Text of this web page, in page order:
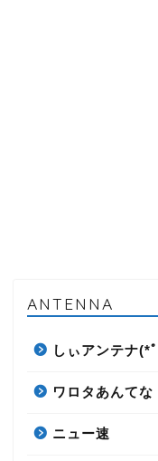
ANTENNA
しぃアンテナ(*
ワロタあんてな
ニュー速